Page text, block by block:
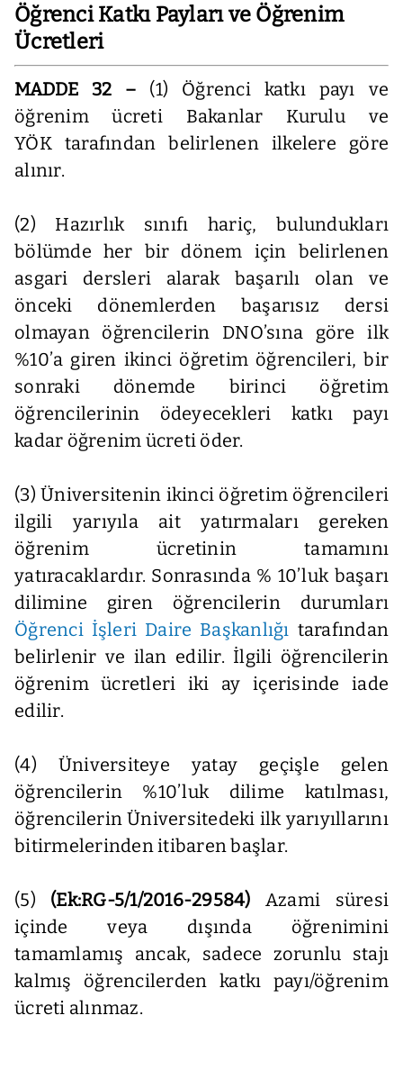
Öğrenci Katkı Payları ve Öğrenim
Ücretleri
MADDE 32 – (1) Öğrenci katkı payı ve
öğrenim ücreti Bakanlar Kurulu ve
YÖK tarafından belirlenen ilkelere göre
alınır.
(2) Hazırlık sınıfı hariç, bulundukları
bölümde her bir dönem için belirlenen
asgari dersleri alarak başarılı olan ve
önceki dönemlerden başarısız dersi
olmayan öğrencilerin DNO’sına göre ilk
%10’a giren ikinci öğretim öğrencileri, bir
sonraki dönemde birinci öğretim
öğrencilerinin ödeyecekleri katkı payı
kadar öğrenim ücreti öder.
(3) Üniversitenin ikinci öğretim öğrencileri
ilgili yarıyıla ait yatırmaları gereken
öğrenim ücretinin tamamını
yatıracaklardır. Sonrasında % 10’luk başarı
dilimine giren öğrencilerin durumları
Öğrenci İşleri Daire Başkanlığı tarafından
belirlenir ve ilan edilir. İlgili öğrencilerin
öğrenim ücretleri iki ay içerisinde iade
edilir.
(4) Üniversiteye yatay geçişle gelen
öğrencilerin %10’luk dilime katılması,
öğrencilerin Üniversitedeki ilk yarıyıllarını
bitirmelerinden itibaren başlar.
(5) (Ek:RG-5/1/2016-29584) Azami süresi
içinde veya dışında öğrenimini
tamamlamış ancak, sadece zorunlu stajı
kalmış öğrencilerden katkı payı/öğrenim
ücreti alınmaz.